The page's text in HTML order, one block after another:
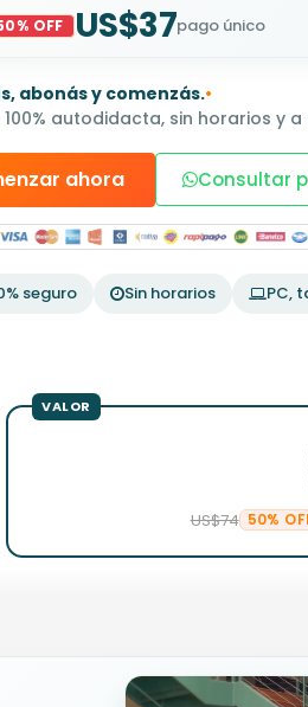
OFF US$37pago único
abonás y comenzás.•
autodidacta, sin horarios y
ahora Consultar
seguro Sin horarios PC,
US$74 50%